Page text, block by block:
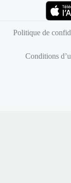
Politique de
Conditions